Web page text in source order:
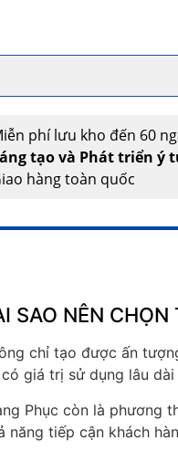
phí lưu kho đến 60
tạo và Phát triển ý
hàng toàn quốc
SAO NÊN
chỉ tạo được ấn
giá trị sử dụng lâu
Phục còn là phương
năng tiếp cận khách